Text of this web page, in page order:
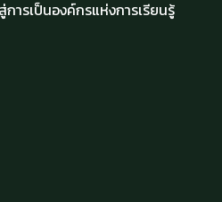
ารเป็นองค์กรแห่งการเรียนรู้